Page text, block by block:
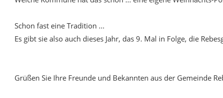
Schon fast eine Tradition ...
Es gibt sie also auch dieses Jahr, das 9. Mal in Folge, die
Grüßen Sie Ihre Freunde und Bekannten aus der Gemeinde